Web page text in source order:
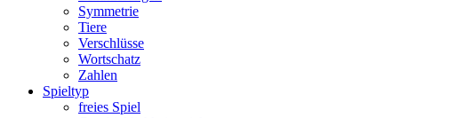
Symmetrie
Tiere
Verschlüsse
Wortschatz
Zahlen
Spieltyp
freies Spiel